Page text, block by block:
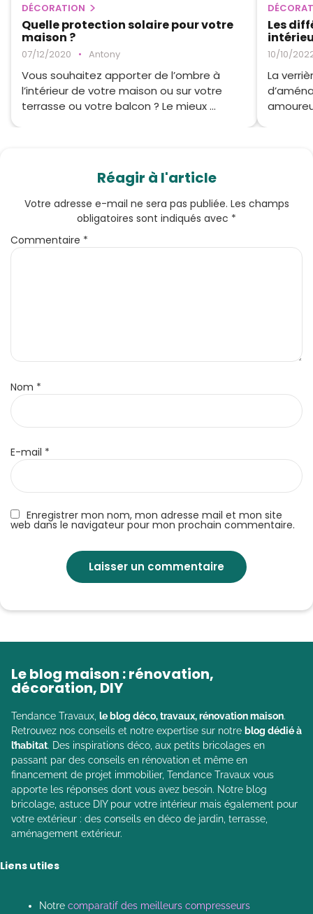
DÉCORATION
Quelle protection solaire pour votre
maison ?
07/12/2020 • Antony
Vous souhaitez apporter de l’ombre à
l’intérieur de votre maison ou sur votre
terrasse ou votre balcon ? Le mieux ...
Les
10/10/
La
Réagir à l'article
Enregistrer mon nom, mon adresse mail et mon site
web dans le navigateur pour mon prochain commentaire.
Votre adresse e-mail ne sera pas publiée. Les champs
obligatoires sont indiqués avec *
Commentaire *
Nom *
E-mail *
Le blog maison : rénovation,
décoration, DIY
Tendance Travaux, le blog déco, travaux, rénovation maison.
Retrouvez nos conseils et notre expertise sur notre blog dédié à
l’habitat. Des inspirations déco, aux petits bricolages en
passant par des conseils en rénovation et même en
financement de projet immobilier, Tendance Travaux vous
apporte les réponses dont vous avez besoin. Notre blog
bricolage, astuce DIY pour votre intérieur mais également pour
votre extérieur : des conseils en déco de jardin, terrasse,
aménagement extérieur.
Liens utiles
Notre comparatif des meilleurs compresseurs